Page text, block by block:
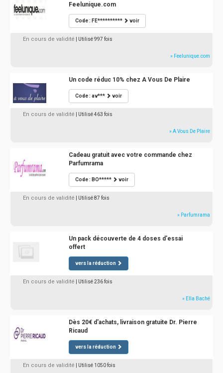
Feelunique.com
Code : FE********** voir
En cours de validité | Utilisé 997 fois
» Feelunique.com
Un code réduc 10% chez A Vous De Plaire
Code : av*** voir
En cours de validité | Utilisé 463 fois
» A Vous De Plaire
Cadeau gratuit avec votre commande chez
Parfumrama
Code : BO***** voir
En cours de validité | Utilisé 87 fois
» Parfumrama
Un pack découverte de 4 doses d'essai
offert
vers la réduction
En cours de validité | Utilisé 236 fois
» Ella Baché
Dès 20€ d'achats, livraison gratuite Dr. Pierre
Ricaud
vers la réduction
En cours de validité | Utilisé 1050 fois